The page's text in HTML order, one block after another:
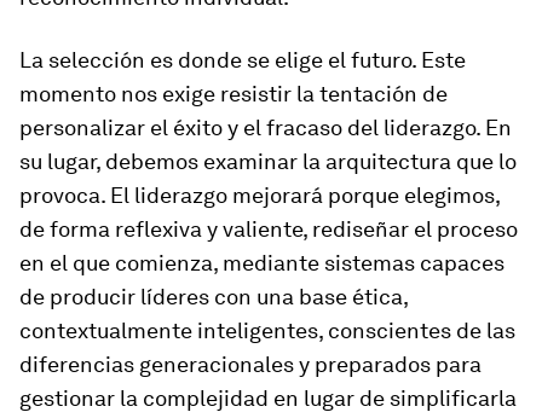
La selección es donde se elige el futuro. Este
momento nos exige resistir la tentación de
personalizar el éxito y el fracaso del liderazgo. En
su lugar, debemos examinar la arquitectura que lo
provoca. El liderazgo mejorará porque elegimos,
de forma reflexiva y valiente, rediseñar el proceso
en el que comienza, mediante sistemas capaces
de producir líderes con una base ética,
contextualmente inteligentes, conscientes de las
diferencias generacionales y preparados para
gestionar la complejidad en lugar de simplificarla